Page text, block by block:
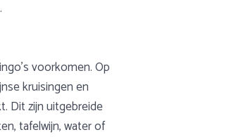
voorkomen. Op
kruisingen en
Dit zijn uitgebreide
tafelwijn, water of